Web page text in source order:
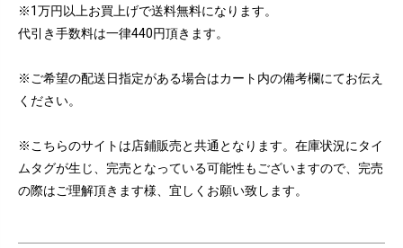
※1万円以上お買上げで送料無料になります。
代引き手数料は一律440円頂きます。
※ご希望の配送日指定がある場合はカート内の備考欄にてお伝え
ください。
※こちらのサイトは店鋪販売と共通となります。在庫状況にタイ
ムタグが生じ、完売となっている可能性もございますので、完売
の際はご理解頂きます様、宜しくお願い致します。